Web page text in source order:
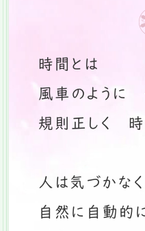
時間とは
風車のように
規則正しく 時
人は気づかな
自然に自動的